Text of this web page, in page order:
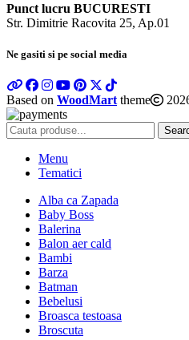
Punct lucru BUCURESTI
Str. Dimitrie Racovita 25, Ap.01
Ne gasiti si pe social media
Based on WoodMart theme
Menu
Tematici
Alba ca Zapada
Baby Boss
Balerina
Balon aer cald
Bambi
Barza
Batman
Bebelusi
Broasca testoasa
Broscuta